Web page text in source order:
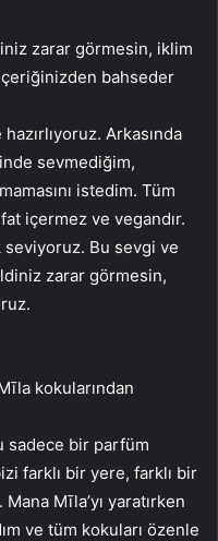
zarar görmesin, iklim
bahseder
Arkasında
sevmediğim,
istedim. Tüm
içermez ve vegandır.
seviyoruz. Bu sevgi ve
zarar görmesin,
kokularından
sadece bir parfüm
farklı bir yere, farklı bir
Mīla’yı yaratırken
ve tüm kokuları özenle